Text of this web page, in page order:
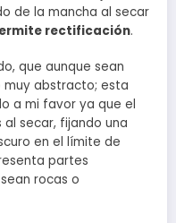
de la mancha al secar
rectificación.
que aunque sean
abstracto; esta
a mi favor ya que el
secar, fijando una
en el límite de
partes
rocas o